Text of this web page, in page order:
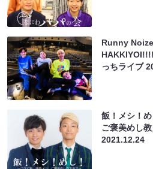
Runny
っちライブ
飯！メシ！
ご褒美めし
2021.12.24